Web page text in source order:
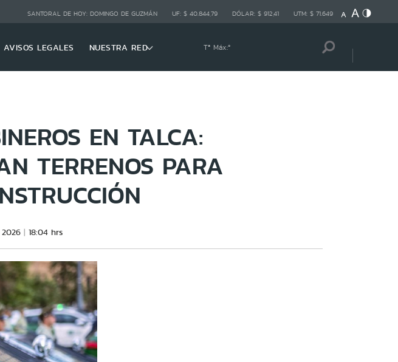
SANTORAL DE HOY: DOMINGO DE GUZMÁN UF: $ 40.844,79 DÓLAR: $ 912,41 UTM: $ 71.649
AVISOS LEGALES NUESTRA RED Tª Máx:º
EN TALCA:
TERRENOS PARA
18:04 hrs